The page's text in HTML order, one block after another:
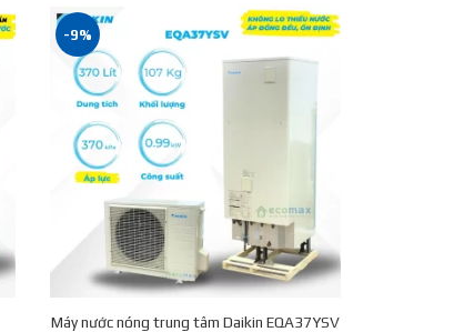
Máy nước nóng trung tâm Daikin EQA37YSV
-9%